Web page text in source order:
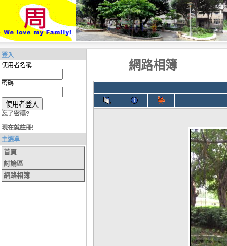
登入
使用者名稱:
密碼:
忘了密碼?
現在就註冊!
主選單
首頁
討論區
網路相簿
網路相簿